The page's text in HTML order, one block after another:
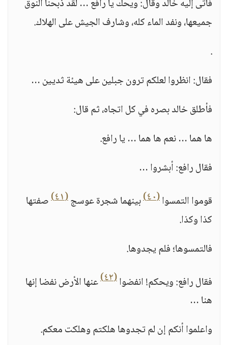
فأتى إليه خالد وقال: ويحك يا رافع … لقد ذبحنا النوق
جميعها، ونفد الماء كله، وشارف الجيش على الهلاك.
.
فقال: انظروا لعلكم ترون جبلين على هيئة ثديين …
فأطلق خالد بصره في كل اتجاه، ثم قال:
ها هما … نعم ها هما … يا رافع.
فقال رافع: أبشروا …
قوموا التمسوا(٤٠) بينهما شجرة عوسج(٤١)
صفتها
كذا وكذا.
فالتمسوها؛ فلم يجدوها.
فقال رافع: ويحكم! انفضوا(٤٢)
عنها الأرض نفضا إنها
هنا …
واعلموا أنكم إن لم تجدوها هلكتم وهلكت معكم.